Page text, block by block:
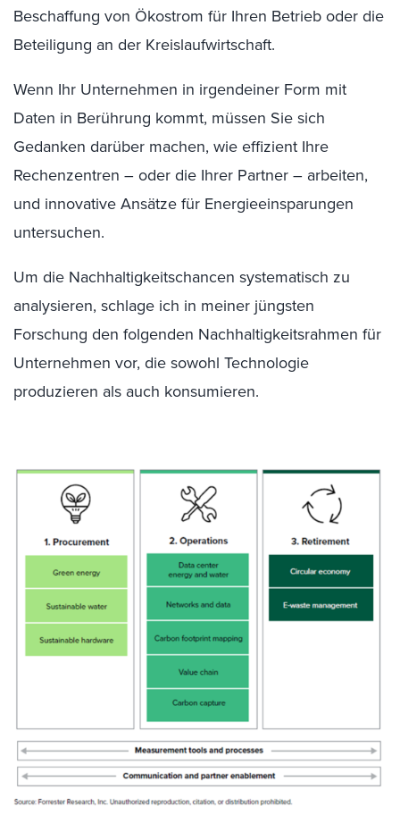
Beschaffung von Ökostrom für Ihren Betrieb oder die
Beteiligung an der Kreislaufwirtschaft.
Wenn Ihr Unternehmen in irgendeiner Form mit
Daten in Berührung kommt, müssen Sie sich
Gedanken darüber machen, wie effizient Ihre
Rechenzentren – oder die Ihrer Partner – arbeiten,
und innovative Ansätze für Energieeinsparungen
untersuchen.
Um die Nachhaltigkeitschancen systematisch zu
analysieren, schlage ich in meiner jüngsten
Forschung den folgenden Nachhaltigkeitsrahmen für
Unternehmen vor, die sowohl Technologie
produzieren als auch konsumieren.